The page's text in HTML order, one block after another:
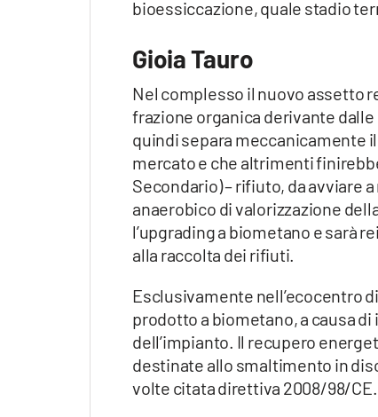
bioessiccazione, quale stadio
Gioia Tauro
Nel complesso il nuovo assetto
frazione organica derivante
quindi separa meccanicamente
mercato e che altrimenti
Secondario) – rifiuto, da avviare
anaerobico di valorizzazione
l’upgrading a biometano e sarà
alla raccolta dei rifiuti.
Esclusivamente nell’ecocentro
prodotto a biometano, a causa
dell’impianto. Il recupero
destinate allo smaltimento in
volte citata direttiva 2008/98/CE.